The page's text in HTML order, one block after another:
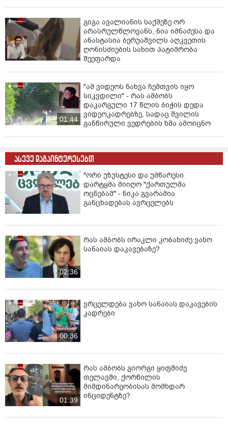
გიგა ავალიანის საქმეზე ორ
არასრულწლოვანს, ნია იმნაძესა და
ანასტასია ბერუაშვილს აღკვეთის
ღონისძიების სახით პატიმრობა
შეეფარდა
01:44
"ამ ვიდეოს ნახვა ჩემთვის იყო
სიკვდილი" - რას ამბობს
დაკარგული 17 წლის ბიჭის დედა
ვიდეოკადრებზე, სადაც შვილის
განწირული ვედრების ხმა ამოიცნო
ასევე დაგაინტერესებთ
"ორი უზუსტესი და უმწარესი
დარტყმა მიიღო "ქართულმა
ოცნებამ" - ნიკა გვარამია
განცხადებას ავრცელებს
02:36
რას ამბობს ირაკლი კობახიძე ვახო
სანაიას დაკავებაზე?
00:36
ვრცელდება ვახო სანაიას დაკავების
კადრები
01:39
რას ამბობს გიორგი ყიფშიძე
თელავში, ქორწილის
მიმდინარეობისას მომხდარ
ინციდენტზე?